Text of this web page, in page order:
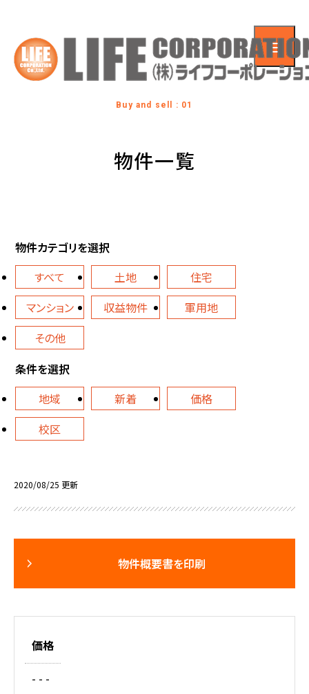
Buy and sell : 01
物件一覧
物件カテゴリを選択
すべて
土地
住宅
マンション
収益物件
軍用地
その他
条件を選択
地域
新着
価格
校区
2020/08/25 更新
物件概要書を印刷
価格
- - -